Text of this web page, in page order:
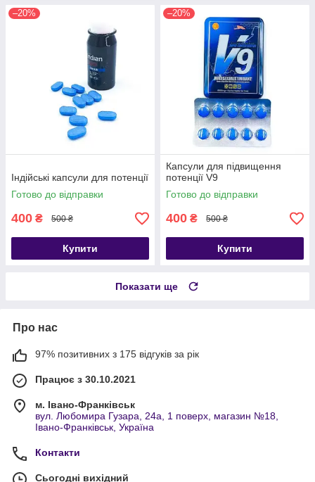
–20%
Індійські капсули для потенції
Готово до відправки
400 ₴ 500 ₴
Купити
–20%
Капсули для підвищення
потенції V9
Готово до відправки
400 ₴ 500 ₴
Купити
Показати ще
Про нас
97% позитивних з 175 відгуків за рік
Працює з 30.10.2021
м. Івано-Франківськ
вул. Любомира Гузара, 24а, 1 поверх, магазин №18,
Івано-Франківськ, Україна
Контакти
Сьогодні вихідний